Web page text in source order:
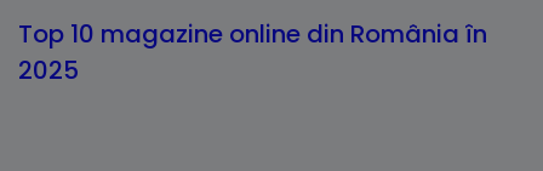
Top 10 magazine online din România în
2025